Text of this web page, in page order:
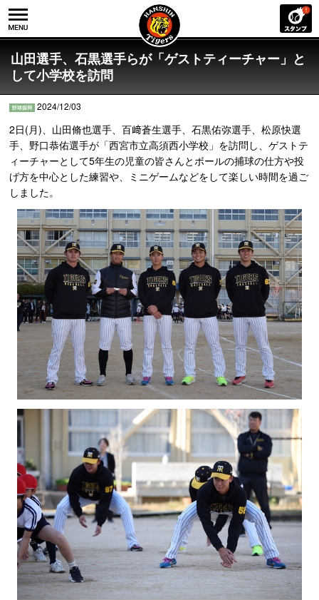
山田選手、石黒選手らが「ゲストティーチャー」と
して小学校を訪問
2024/12/03
2日(月)、山田脩也選手、百﨑蒼生選手、石黒佑弥選手、松原快選
手、野口恭佑選手が「西宮市立高須西小学校」を訪問し、ゲストテ
ィーチャーとして5年生の児童の皆さんとボールの捕球の仕方や投
げ方を中心とした練習や、ミニゲームなどをして楽しい時間を過ご
しました。